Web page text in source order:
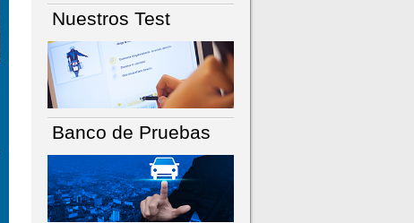
Nuestros Test
Banco de Pruebas